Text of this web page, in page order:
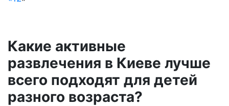
Какие активные
развлечения в Киеве лучше
всего подходят для детей
разного возраста?